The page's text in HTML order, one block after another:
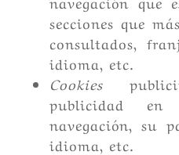
secciones que
consultados,
idioma, etc.
Cookies
publicidad
navegación, su
idioma, etc.